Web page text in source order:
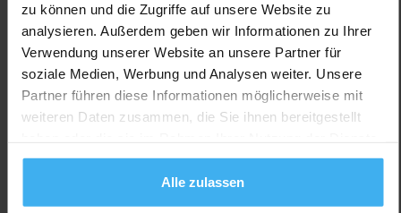
zu können und die Zugriffe auf unsere Website zu
analysieren. Außerdem geben wir Informationen zu Ihrer
Verwendung unserer Website an unsere Partner für
soziale Medien, Werbung und Analysen weiter. Unsere
Partner führen diese Informationen möglicherweise mit
weiteren Daten zusammen, die Sie ihnen bereitgestellt
gesammelt haben.
Alle zulassen
CONTAINERDIENST Jetzt geöffnet
Kräuter, Baumaschinen & Transport GmbH
Noch keine Bewertung
Riemannstr. 7, 35606 Solms (Niederbiel), Deutschland
Jetzt Anrufen